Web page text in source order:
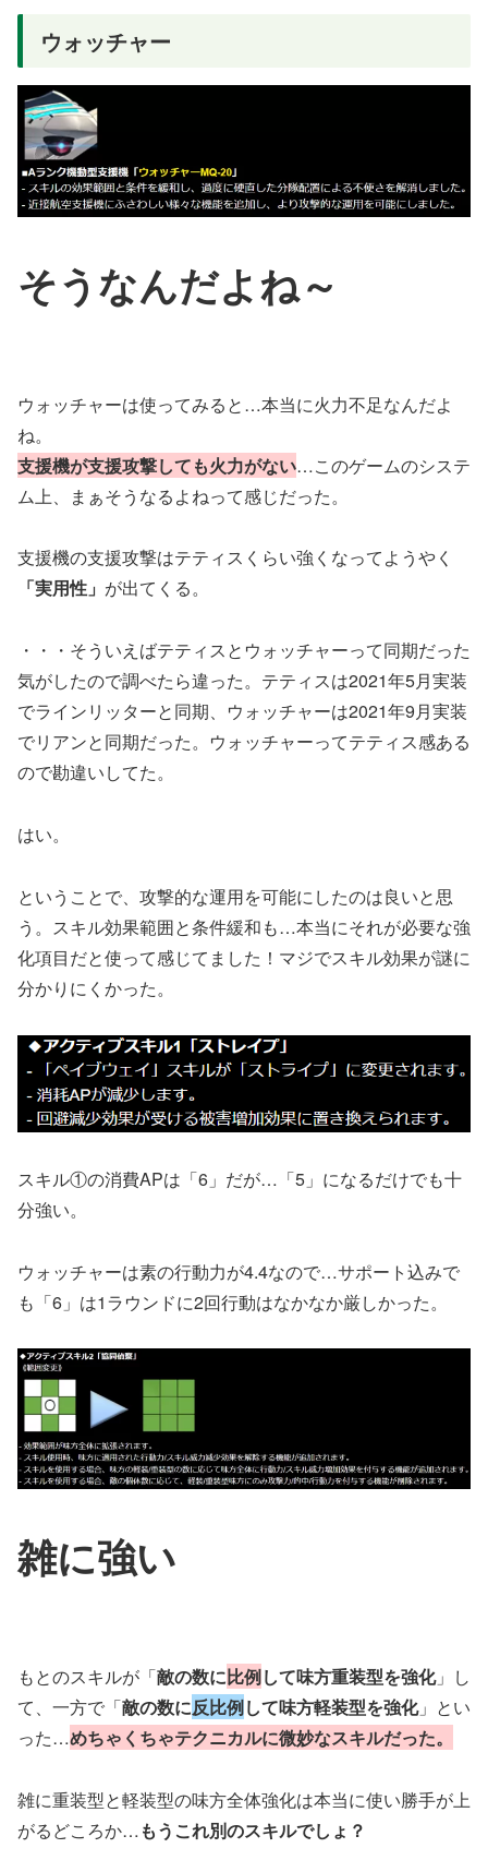
ウォッチャー
そうなんだよね～
ウォッチャーは使ってみると…本当に火力不足なんだよ
ね。
支援機が支援攻撃しても火力がない…このゲームのシステ
ム上、まぁそうなるよねって感じだった。
支援機の支援攻撃はテティスくらい強くなってようやく
「実用性」 が出てくる。
・・・そういえばテティスとウォッチャーって同期だった
気がしたので調べたら違った。テティスは2021年5月実装
でラインリッターと同期、ウォッチャーは2021年9月実装
でリアンと同期だった。ウォッチャーってテティス感ある
ので勘違いしてた。
はい。
ということで、攻撃的な運用を可能にしたのは良いと思
う。スキル効果範囲と条件緩和も…本当にそれが必要な強
化項目だと使って感じてました！マジでスキル効果が謎に
分かりにくかった。
スキル①の消費APは「6」だが…「5」になるだけでも十
分強い。
ウォッチャーは素の行動力が4.4なので…サポート込みで
も「6」は1ラウンドに2回行動はなかなか厳しかった。
雑に強い
もとのスキルが「敵の数に比例して味方重装型を強化」し
て、一方で「敵の数に反比例して味方軽装型を強化」とい
った…めちゃくちゃテクニカルに微妙なスキルだった。
雑に重装型と軽装型の味方全体強化は本当に使い勝手が上
がるどころか…もうこれ別のスキルでしょ？